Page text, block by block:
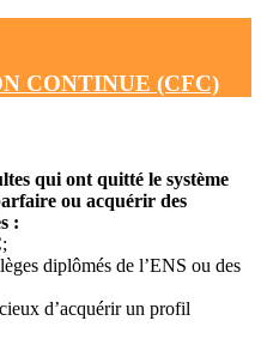
CONTINUE (CFC)
qui ont quitté le système
ou acquérir des
:
diplômés de l’ENS ou des
d’acquérir un profil